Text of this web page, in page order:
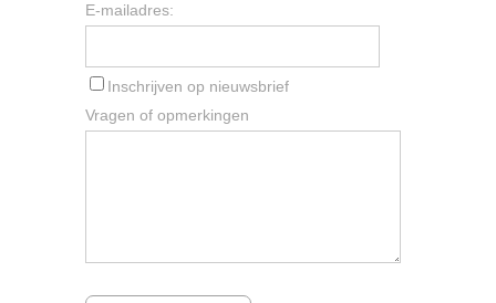
E-mailadres:
Inschrijven op nieuwsbrief
Vragen of opmerkingen